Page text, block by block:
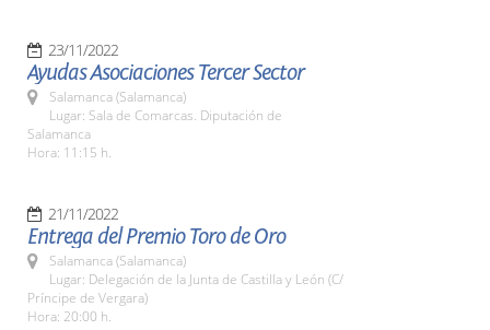
23/11/2022
Ayudas Asociaciones Tercer Sector
Salamanca (Salamanca)
Lugar: Sala de Comarcas. Diputación de
Salamanca
Hora: 11:15 h.
21/11/2022
Entrega del Premio Toro de Oro
Salamanca (Salamanca)
Lugar: Delegación de la Junta de Castilla y León (C/
Príncipe de Vergara)
Hora: 20:00 h.